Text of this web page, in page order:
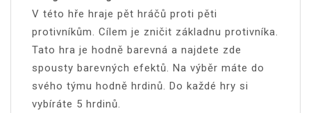
V této hře hraje pět hráčů proti pěti
protivníkům. Cílem je zničit základnu protivníka.
Tato hra je hodně barevná a najdete zde
spousty barevných efektů. Na výběr máte do
svého týmu hodně hrdinů. Do každé hry si
vybíráte 5 hrdinů.